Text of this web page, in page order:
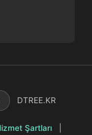
DTREE.KR
Şartları